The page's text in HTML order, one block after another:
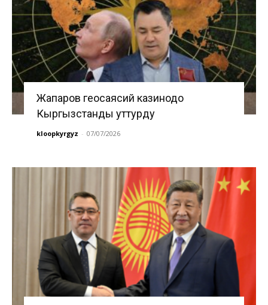
Жапаров геосаясий казинодо
Кыргызстанды уттурду
kloopkyrgyz - 07/07/2026